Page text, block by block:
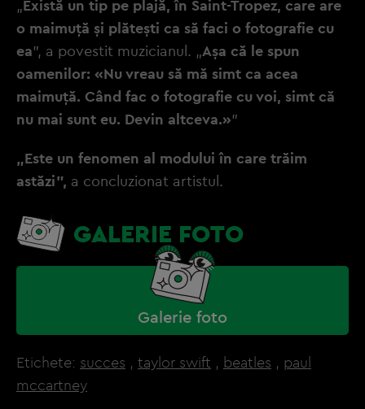
„Există un tip pe plajă, în Saint-Tropez, care are
o maimuță și plătești ca să faci o fotografie cu
ea”, a povestit muzicianul. „Așa că le spun
oamenilor: «Nu vreau să mă simt ca acea
maimuță. Când fac o fotografie cu voi, simt că
nu mai sunt eu. Devin altceva.»”
„Este un fenomen al modului în care trăim
astăzi”, a concluzionat artistul.
GALERIE FOTO
Galerie foto
Etichete: succes , taylor swift , beatles , paul
mccartney